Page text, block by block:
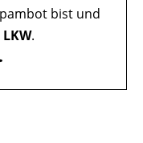
bist und
LKW.